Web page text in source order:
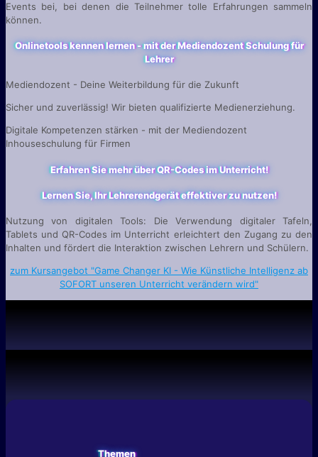
Events bei, bei denen die Teilnehmer tolle Erfahrungen sammeln
können.
Onlinetools kennen lernen - mit der Mediendozent Schulung für
Lehrer
Mediendozent - Deine Weiterbildung für die Zukunft
Sicher und zuverlässig! Wir bieten qualifizierte Medienerziehung.
Digitale Kompetenzen stärken - mit der Mediendozent
Inhouseschulung für Firmen
Erfahren Sie mehr über QR-Codes im Unterricht!
Lernen Sie, Ihr Lehrerendgerät effektiver zu nutzen!
Nutzung von digitalen Tools: Die Verwendung digitaler Tafeln,
Tablets und QR-Codes im Unterricht erleichtert den Zugang zu den
Inhalten und fördert die Interaktion zwischen Lehrern und Schülern.
zum Kursangebot "Game Changer KI - Wie Künstliche Intelligenz ab
SOFORT unseren Unterricht verändern wird"
Themen